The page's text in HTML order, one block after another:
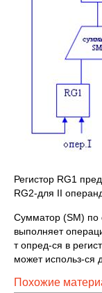
Регистор RG1
RG2-для II
Сумматор (SM) по
выполняет
т опред-ся в
может использ-ся
Похожие